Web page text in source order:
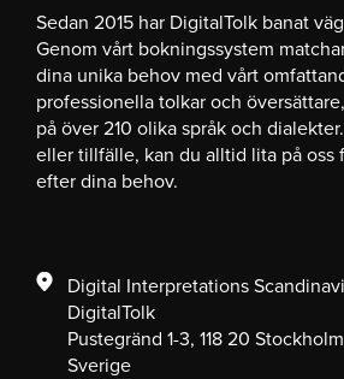
Sedan 2015 har DigitalTolk banat
Genom vårt bokningssystem
dina unika behov med vårt
professionella tolkar och
på över 210 olika språk och
eller tillfälle, kan du alltid lita på oss
efter dina behov.
Digital Interpretations
DigitalTolk
Pustegränd 1-3, 118 20 Stockholm
Sverige